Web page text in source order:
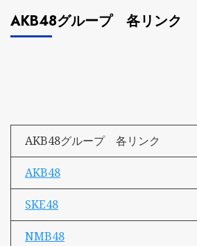
AKB48グループ 各リンク
AKB48グループ 各リンク
AKB48
SKE48
NMB48